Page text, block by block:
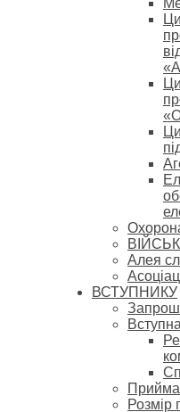
Алея
ВСТУПНИКУ
Розмір